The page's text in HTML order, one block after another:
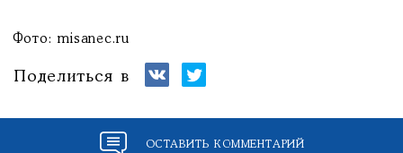
Фото: misanec.ru
Поделиться в
ОСТАВИТЬ КОММЕНТАРИЙ